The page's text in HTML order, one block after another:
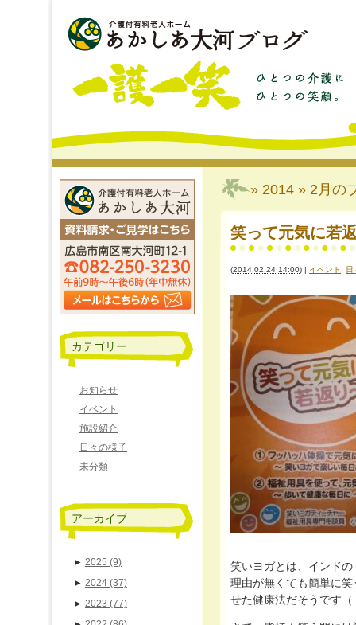
» 2014 » 2月 の
笑って元気に若
(2014.02.24 14:00) | イベント 日
笑いヨガとは、インド
理由が無くても簡単に
せた健康法だそうです（
カテゴリー
お知らせ
イベント
施設紹介
日々の様子
未分類
アーカイブ
► 2025 (9)
► 2024 (37)
► 2023 (77)